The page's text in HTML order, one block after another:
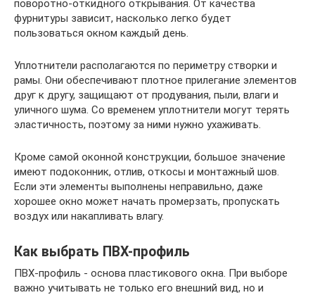
поворотно-откидного открывания. От качества
фурнитуры зависит, насколько легко будет
пользоваться окном каждый день.
Уплотнители располагаются по периметру створки и
рамы. Они обеспечивают плотное прилегание элементов
друг к другу, защищают от продувания, пыли, влаги и
уличного шума. Со временем уплотнители могут терять
эластичность, поэтому за ними нужно ухаживать.
Кроме самой оконной конструкции, большое значение
имеют подоконник, отлив, откосы и монтажный шов.
Если эти элементы выполнены неправильно, даже
хорошее окно может начать промерзать, пропускать
воздух или накапливать влагу.
Как выбрать ПВХ-профиль
ПВХ-профиль - основа пластикового окна. При выборе
важно учитывать не только его внешний вид, но и